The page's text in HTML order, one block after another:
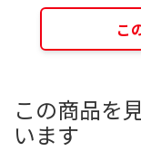
こ
この商品を
います